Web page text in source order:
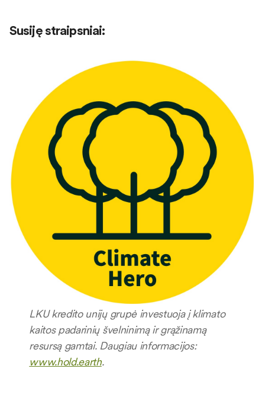
Susiję straipsniai:
LKU kredito unijų grupė investuoja į klimato
kaitos padarinių švelninimą ir grąžinamą
resursą gamtai. Daugiau informacijos:
www.hold.earth.